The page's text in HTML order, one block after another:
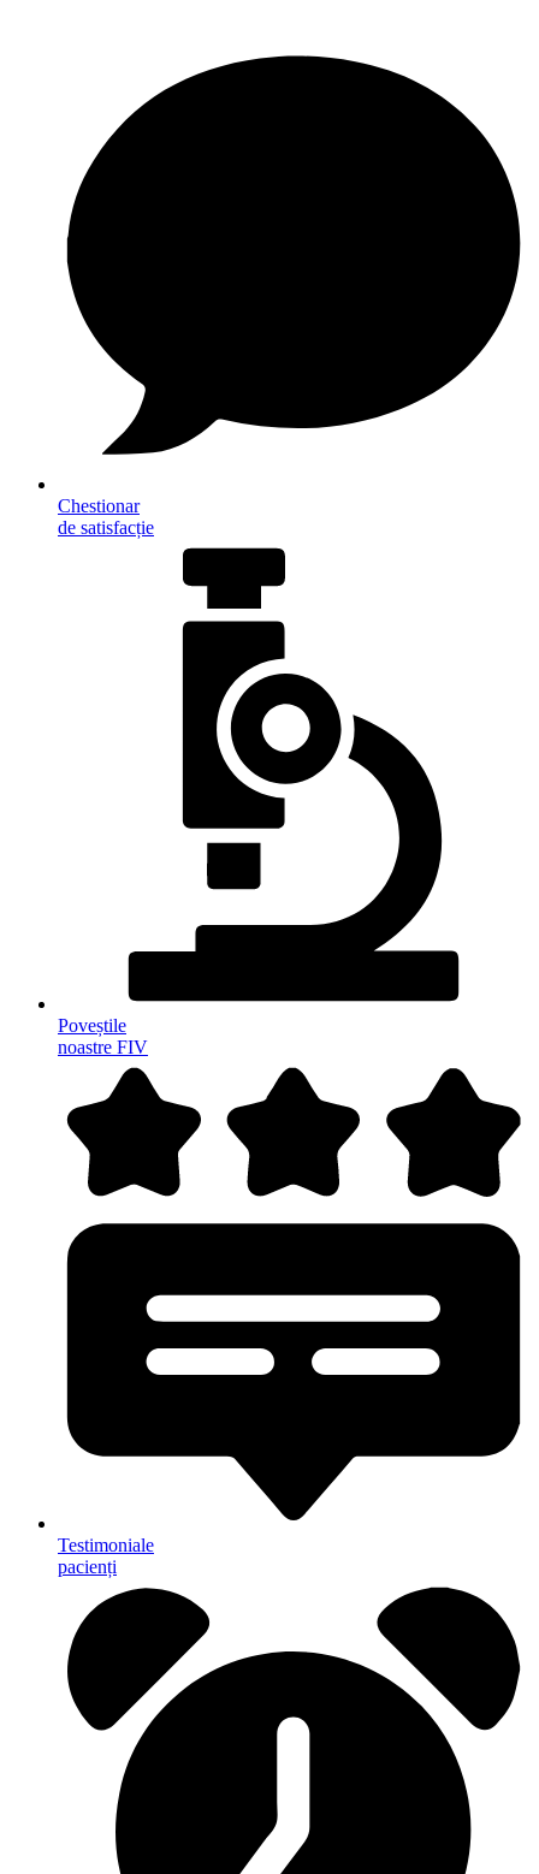
Chestionar
de satisfacție
Poveștile
noastre FIV
Testimoniale
pacienți